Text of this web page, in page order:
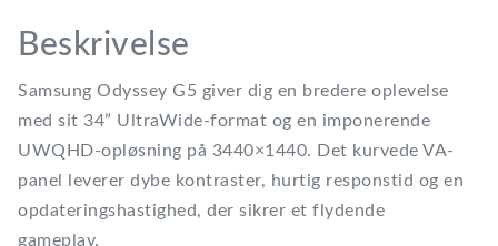
Monitor
antal
Beskrivelse
Samsung Odyssey G5 giver dig en bredere oplevelse
med sit 34” UltraWide-format og en imponerende
UWQHD-opløsning på 3440×1440. Det kurvede VA-
panel leverer dybe kontraster, hurtig responstid og en
opdateringshastighed, der sikrer et flydende
gameplay.